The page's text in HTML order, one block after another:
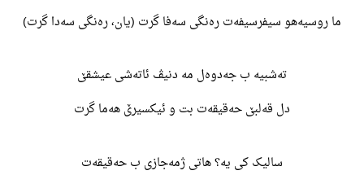
ما روسیەهو سیفرسیفەت رەنگی سەفا گرت (یان، رەنگی سەدا گرت)
تەشبیه ب جەدوەل مە دنیڤ ئاتەشی عیشقێ
دل قەلبێ حەقیقەت بت و ئیکسیرێ هەما گرت
سالیک کی یە؟ هاتی ژمەجازی ب حەقیقەت